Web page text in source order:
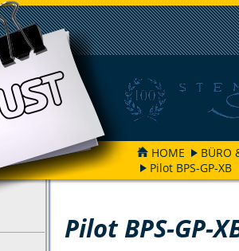
HOME
BÜRO
Pilot BPS-GP-XB
Pilot BPS-GP-